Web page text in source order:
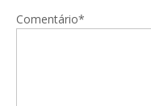
Comentário*